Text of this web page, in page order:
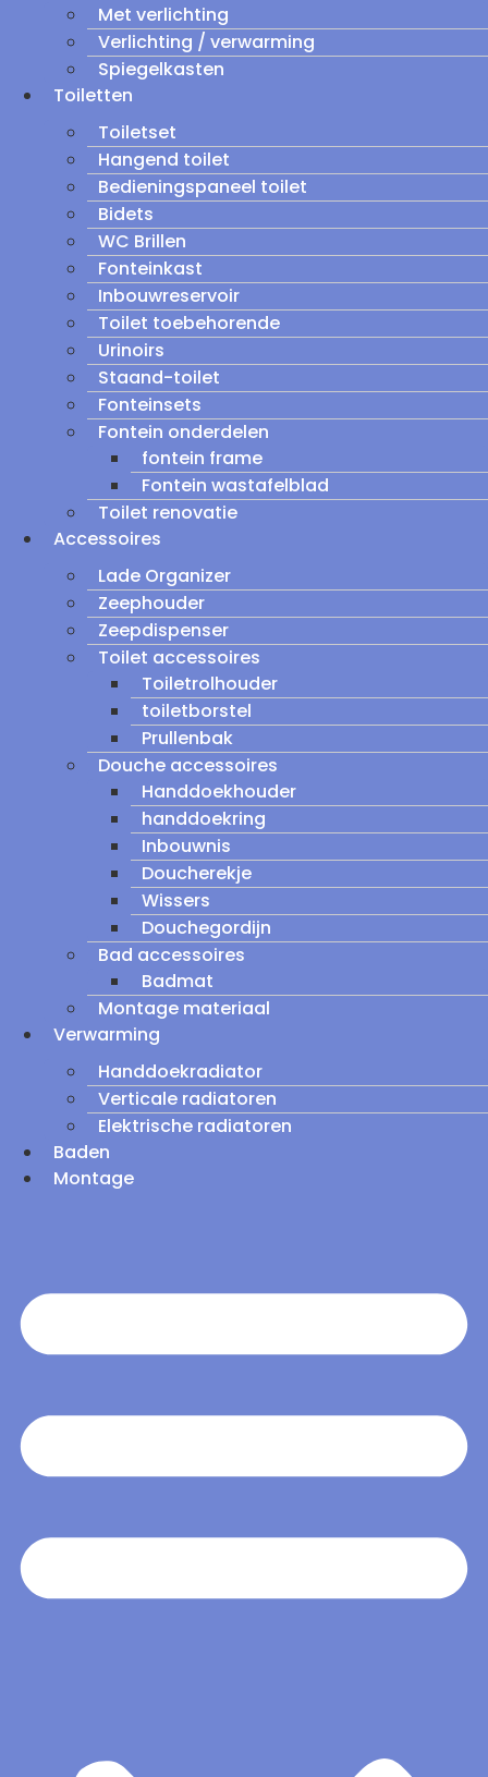
Met verlichting
Verlichting / verwarming
Spiegelkasten
Toiletten
Toiletset
Hangend toilet
Bedieningspaneel toilet
Bidets
WC Brillen
Fonteinkast
Inbouwreservoir
Toilet toebehorende
Urinoirs
Staand-toilet
Fonteinsets
Fontein onderdelen
fontein frame
Fontein wastafelblad
Toilet renovatie
Accessoires
Lade Organizer
Zeephouder
Zeepdispenser
Toilet accessoires
Toiletrolhouder
toiletborstel
Prullenbak
Douche accessoires
Handdoekhouder
handdoekring
Inbouwnis
Doucherekje
Wissers
Douchegordijn
Bad accessoires
Badmat
Montage materiaal
Verwarming
Handdoekradiator
Verticale radiatoren
Elektrische radiatoren
Baden
Montage